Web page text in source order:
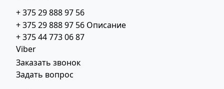
+ 375 29 888 97 56
+ 375 29 888 97 56 Описание
+ 375 44 773 06 87
Viber
Заказать звонок
Задать вопрос